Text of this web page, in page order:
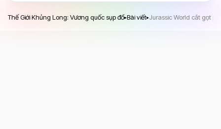
Thế Giới Khủng Long: Vương quốc sụp đổ▸Bài viết▸Jurassic World cắt gọt